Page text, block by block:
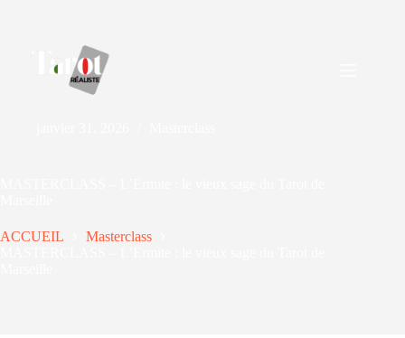
ACCUEIL
Masterclass